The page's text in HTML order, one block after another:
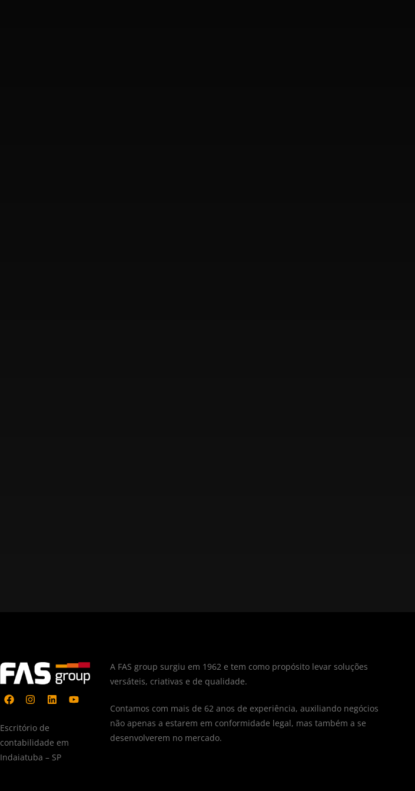
Escritório de
contabilidade em
Indaiatuba – SP
A FAS group surgiu em 1962 e tem como propósito levar soluções
versáteis, criativas e de qualidade.
Contamos com mais de 62 anos de experiência, auxiliando negócios
não apenas a estarem em conformidade legal, mas também a se
desenvolverem no mercado.